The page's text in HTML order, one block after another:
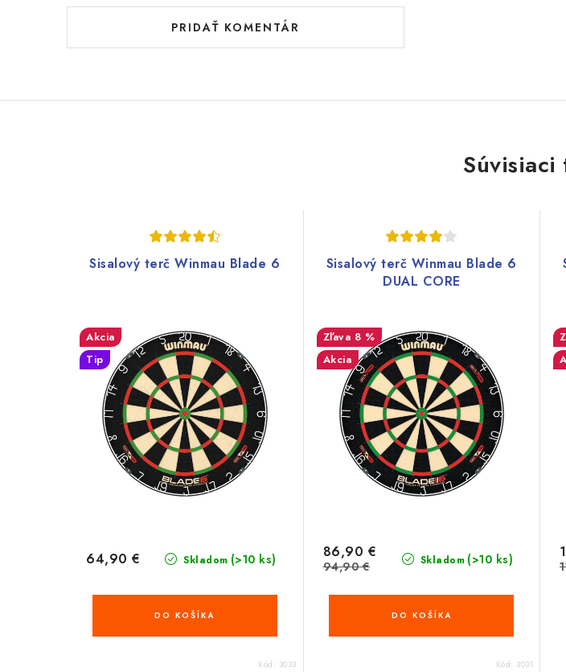
PRIDAŤ KOMENTÁR
Súvisiaci
Sisalový terč Winmau Blade 6
Akcia
Tip
Skladom (>10 ks)
64,90 €
DO KOŠÍKA
Kód: 3033
Sisalový terč Winmau Blade 6
DUAL CORE
8 %
Akcia
Skladom (>10 ks)
86,90 €
94,90 €
DO KOŠÍKA
Kód: 3031